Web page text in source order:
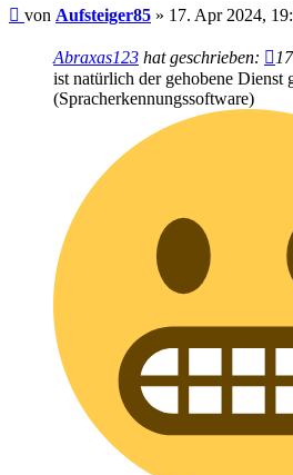
Beitrag
von Aufsteiger85 » 17. Apr 2024,
Abraxas123 hat geschrieben:
ist natürlich der gehobene Dienst
(Spracherkennungssoftware)